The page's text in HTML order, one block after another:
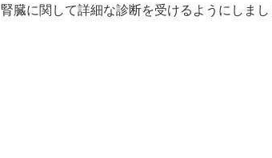
臓に関して詳細な診断を受けるようにしまし